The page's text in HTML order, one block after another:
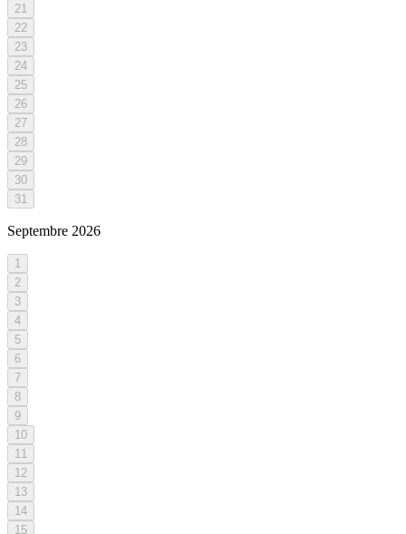
21
22
23
24
25
26
27
28
29
30
31
Septembre 2026
1
2
3
4
5
6
7
8
9
10
11
12
13
14
15